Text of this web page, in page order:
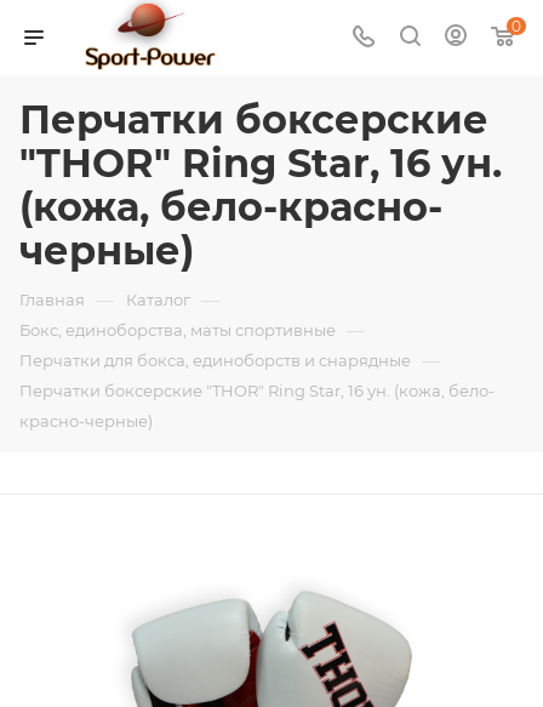
0
Перчатки боксерские
"THOR" Ring Star, 16 ун.
(кожа, бело-красно-
черные)
Главная — Каталог —
Бокс, единоборства, маты спортивные —
Перчатки для бокса, единоборств и снарядные —
Перчатки боксерские "THOR" Ring Star, 16 ун. (кожа, бело-
красно-черные)